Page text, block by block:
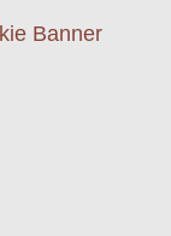
Banner